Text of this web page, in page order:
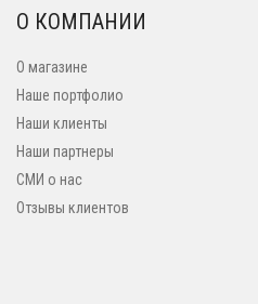
О КОМПАНИИ
О магазине
Наше портфолио
Наши клиенты
Наши партнеры
СМИ о нас
Отзывы клиентов